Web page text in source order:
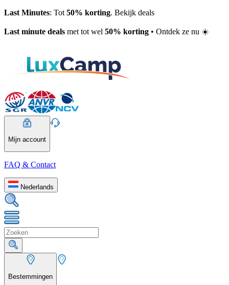
Last Minutes: Tot 50% korting. Bekijk deals
Last minute deals met tot wel 50% korting • Ontdek ze nu ☀️
Mijn account
FAQ & Contact
Nederlands
Bestemmingen